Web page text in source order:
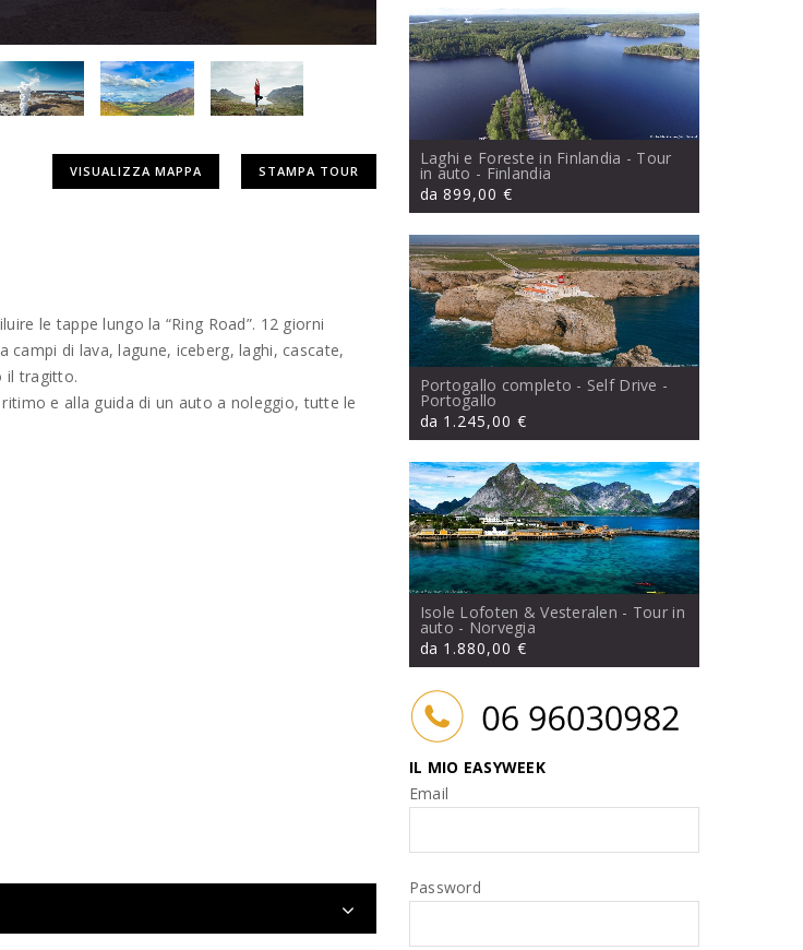
VISUALIZZA MAPPA STAMPA TOUR
le tappe lungo la “Ring Road”. 12 giorni
di lava, lagune, iceberg, laghi, cascate,
il tragitto.
e alla guida di un auto a noleggio, tutte le
Laghi e Foreste in Finlandia - Tour
in auto - Finlandia
da 899,00 €
Portogallo completo - Self Drive -
Portogallo
da 1.245,00 €
Isole Lofoten & Vesteralen - Tour in
auto - Norvegia
da 1.880,00 €
IL MIO EASYWEEK
Email
Password